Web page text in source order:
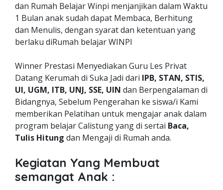
dan Rumah Belajar Winpi menjanjikan dalam Waktu
1 Bulan anak sudah dapat Membaca, Berhitung
dan Menulis, dengan syarat dan ketentuan yang
berlaku diRumah belajar WINPI
Winner Prestasi Menyediakan Guru Les Privat
Datang Kerumah di Suka Jadi dari IPB, STAN, STIS,
UI, UGM, ITB, UNJ, SSE, UIN dan Berpengalaman di
Bidangnya, Sebelum Pengerahan ke siswa/i Kami
memberikan Pelatihan untuk mengajar anak dalam
program belajar Calistung yang di sertai Baca,
Tulis Hitung dan Mengaji di Rumah anda.
Kegiatan Yang Membuat
semangat Anak :